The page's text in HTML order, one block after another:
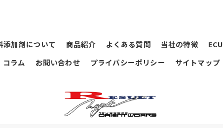
添加剤について 商品紹介 よくある質問 当社の特徴 ECU
コラム
お問い合わせ プライバシーポリシー サイトマップ